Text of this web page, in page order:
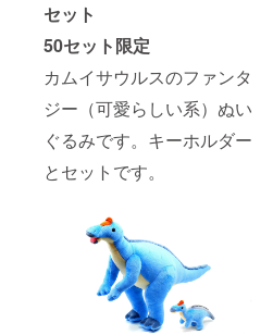
セット
50セット限定
カムイサウルスのファンタ
ジー（可愛らしい系）ぬい
ぐるみです。キーホルダー
とセットです。